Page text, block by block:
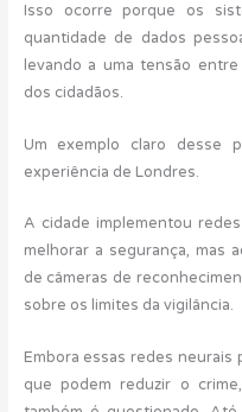
Isso ocorre porque os
quantidade de dados
levando a uma tensão
dos cidadãos.
Um exemplo claro desse
experiência de Londres.
A cidade implementou
melhorar a segurança, mas
de câmeras de
sobre os limites da vigilância.
Embora essas redes
que podem reduzir o